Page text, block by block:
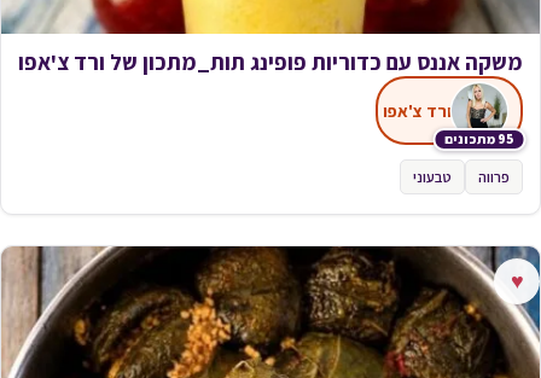
משקה אננס עם כדוריות פופינג תות_מתכון של ורד צ'אפו
95 מתכונים
ורד צ'אפו
פרווה טבעוני
♥